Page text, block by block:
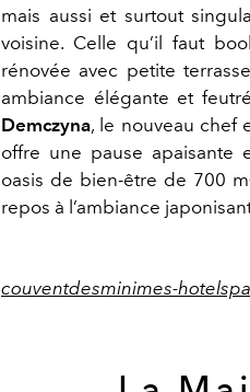
mais aussi et surtout
voisine. Celle qu’il faut
rénovée avec petite
ambiance élégante et
Demczyna, le nouveau chef
offre une pause apaisante
oasis de bien-être de 700
repos à l’ambiance
couventdesminimes-